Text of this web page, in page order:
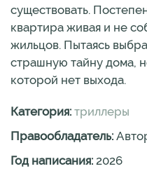
существовать.
квартира живая и не
жильцов. Пытаясь
страшную тайну дома,
которой нет выхода.
Категория: триллеры
Правообладатель:
Год написания: 2026